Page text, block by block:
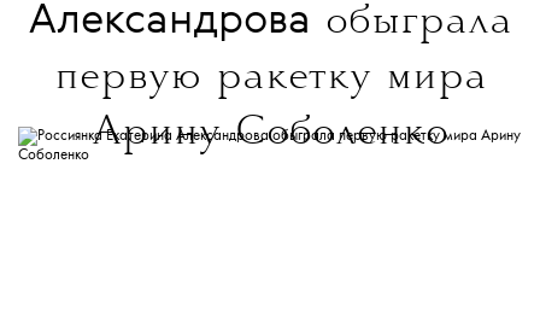
Александрова обыграла
первую ракетку мира
Арину Соболенко